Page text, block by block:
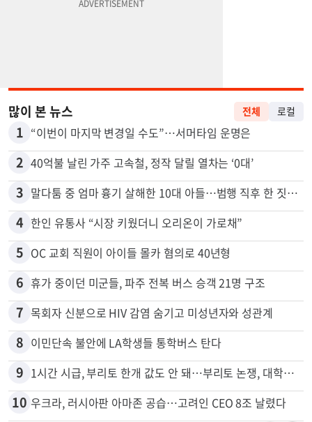
많이 본 뉴스
1 “이번이 마지막 변경일 수도”…서머타임 운명은
2 40억불 날린 가주 고속철, 정작 달릴 열차는 ‘0대’
3
4 한인 유통사 “시장 키웠더니 오리온이 가로채”
5 OC 교회 직원이 아이들 몰카 혐의로 40년형
6 휴가 중이던 미군들, 파주 전복 버스 승객 21명 구조
7 목회자 신분으로 HIV 감염 숨기고 미성년자와 성관계
8 이민단속 불안에 LA학생들 통학버스 탄다
9 1시간 시급, 부리토 한개 값도 안 돼…부리토 논쟁, 대학생들 하소연